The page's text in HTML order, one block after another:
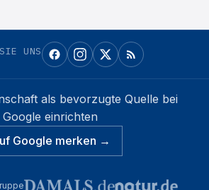
UNS
als bevorzugte Quelle bei
Google einrichten
Google merken →